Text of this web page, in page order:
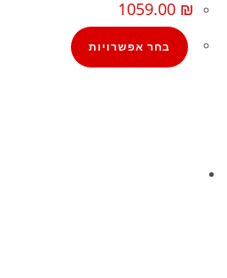
1059.00 ₪
בחר אפשרויות